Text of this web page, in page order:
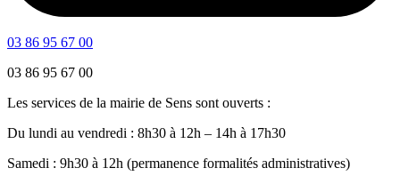
03 86 95 67 00
03 86 95 67 00
Les services de la mairie de Sens sont ouverts :
Du lundi au vendredi : 8h30 à 12h – 14h à 17h30
Samedi : 9h30 à 12h (permanence formalités administratives)